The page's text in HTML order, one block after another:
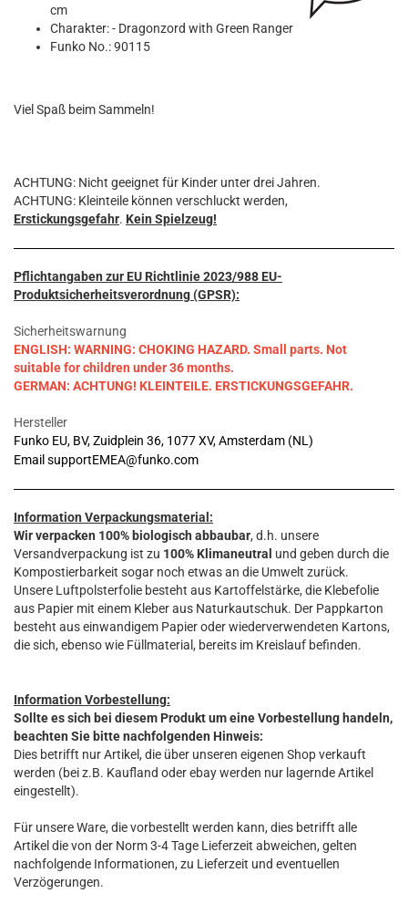
cm
Charakter: - Dragonzord with Green Ranger
Funko No.: 90115
Viel Spaß beim Sammeln!
ACHTUNG: Nicht geeignet für Kinder unter drei Jahren.
ACHTUNG: Kleinteile können verschluckt werden,
Erstickungsgefahr. Kein Spielzeug!
Pflichtangaben zur EU Richtlinie 2023/988 EU-
Produktsicherheitsverordnung (GPSR):
Sicherheitswarnung
ENGLISH: WARNING: CHOKING HAZARD. Small parts. Not
suitable for children under 36 months.
GERMAN: ACHTUNG! KLEINTEILE. ERSTICKUNGSGEFAHR.
Hersteller
Funko EU, BV, Zuidplein 36, 1077 XV, Amsterdam (NL)
Email supportEMEA@funko.com
Information Verpackungsmaterial:
Wir verpacken 100% biologisch abbaubar, d.h. unsere
Versandverpackung ist zu 100% Klimaneutral und geben durch die
Kompostierbarkeit sogar noch etwas an die Umwelt zurück.
Unsere Luftpolsterfolie besteht aus Kartoffelstärke, die Klebefolie
aus Papier mit einem Kleber aus Naturkautschuk. Der Pappkarton
besteht aus einwandigem Papier oder wiederverwendeten Kartons,
die sich, ebenso wie Füllmaterial, bereits im Kreislauf befinden.
Information Vorbestellung:
Sollte es sich bei diesem Produkt um eine Vorbestellung handeln,
beachten Sie bitte nachfolgenden Hinweis:
Dies betrifft nur Artikel, die über unseren eigenen Shop verkauft
werden (bei z.B. Kaufland oder ebay werden nur lagernde Artikel
eingestellt).
Für unsere Ware, die vorbestellt werden kann, dies betrifft alle
Artikel die von der Norm 3-4 Tage Lieferzeit abweichen, gelten
nachfolgende Informationen, zu Lieferzeit und eventuellen
Verzögerungen.